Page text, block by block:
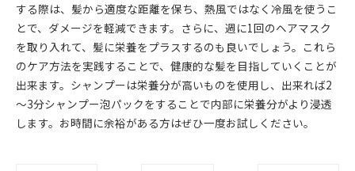
する際は、髪から適度な距離を保ち、熱風ではなく冷風を使うこ
とで、ダメージを軽減できます。さらに、週に1回のヘアマスク
を取り入れて、髪に栄養をプラスするのも良いでしょう。これら
のケア方法を実践することで、健康的な髪を目指していくことが
出来ます。シャンプーは栄養分が高いものを使用し、出来れば2
～3分シャンプー泡パックをすることで内部に栄養分がより浸透
します。お時間に余裕がある方はぜひ一度お試しください。